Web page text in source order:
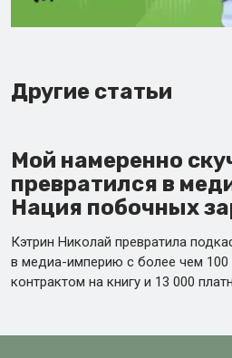
Другие статьи
Мой намеренно
превратился в
Нация побочных
Кэтрин Николай превратила
в медиа-империю с более чем 100
контрактом на книгу и 13 000